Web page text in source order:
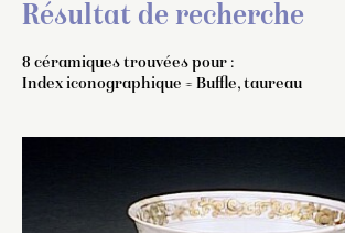
Résultat de recherche
8 céramiques trouvées pour :
Index iconographique = Buffle, taureau